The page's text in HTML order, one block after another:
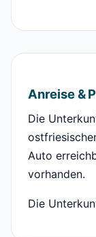
Anreise &
Die
Auto
vorhanden.
Die